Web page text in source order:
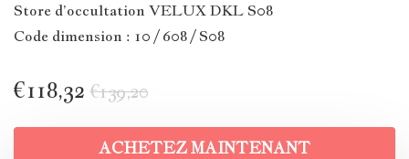
Store d’occultation VELUX DKL S08
Code dimension : 10 / 608 / S08
€139,20
€118,32
ACHETEZ MAINTENANT